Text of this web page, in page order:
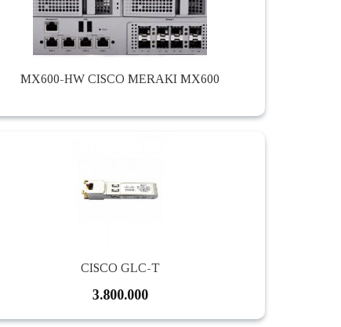
MX600-HW CISCO MERAKI MX600
CISCO GLC-T
3.800.000